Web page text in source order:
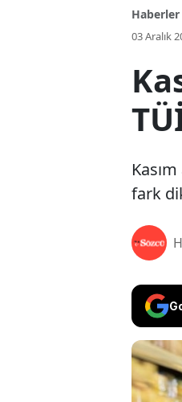
Haberler
03 Aralık
fark